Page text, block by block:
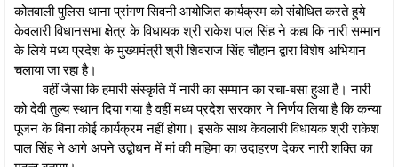
कोतवाली पुलिस थाना प्रांगण सिवनी आयोजित कार्यक्रम को संबोधित करते हुये
केवलारी विधानसभा क्षेत्र के विधायक श्री राकेश पाल सिंह ने कहा कि नारी सम्मान
के लिये मध्य प्रदेश के मुख्यमंत्री श्री शिवराज सिंह चौहान द्वारा विशेष अभियान
चलाया जा रहा है।
वहीं जैसा कि हमारी संस्कृति में नारी का सम्मान का रचा-बसा हुआ है। नारी
को देवी तुल्य स्थान दिया गया है वहीं मध्य प्रदेश सरकार ने निर्णय लिया है कि कन्या
पूजन के बिना कोई कार्यक्रम नहीं होगा। इसके साथ केवलारी विधायक श्री राकेश
पाल सिंह ने आगे अपने उद्बोधन में मां की महिमा का उदाहरण देकर नारी शक्ति का